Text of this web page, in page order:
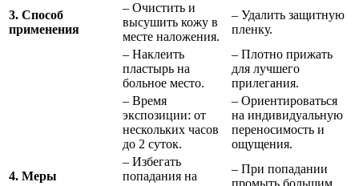
3. Способ
применения
– Очистить и
высушить кожу в
месте наложения.
– Удалить защитную
пленку.
– Наклеить
пластырь на
больное место.
– Плотно прижать
для лучшего
прилегания.
– Время
экспозиции: от
нескольких часов
до 2 суток.
– Ориентироваться
на индивидуальную
переносимость и
ощущения.
4. Меры
– Избегать
попадания на
– При попадании
промыть большим